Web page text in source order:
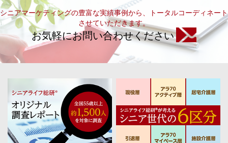
シニアマーケティングの豊富な実績事例から、トータルコーディネート
させていただきます。
お気軽にお問い合わせください